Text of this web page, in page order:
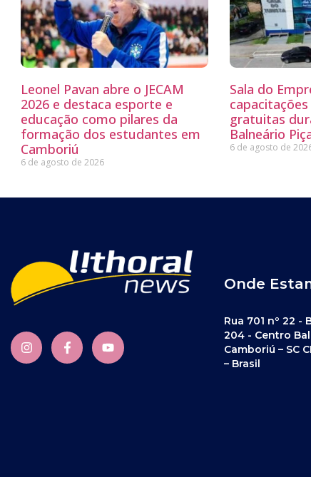
Leonel Pavan abre o JECAM
2026 e destaca esporte e
educação como pilares da
formação dos estudantes em
Camboriú
6 de agosto de 2026
Sala do
gratuitas
Balneário
6 de agosto de
Onde
Rua 701 nº 22 -
204 - Centro
Camboriú – SC
– Brasil